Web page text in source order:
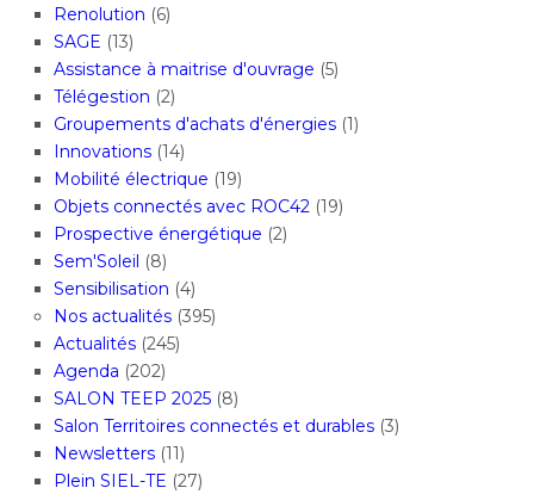
Renolution (6)
SAGE (13)
Assistance à maitrise d'ouvrage (5)
Télégestion (2)
Groupements d'achats d'énergies(1)
Innovations(14)
Mobilité électrique (19)
Objets connectés avec ROC42(19)
Prospective énergétique (2)
Sem'Soleil (8)
Sensibilisation (4)
Nos actualités(395)
Actualités(245)
Agenda (202)
SALON TEEP 2025(8)
Salon Territoires connectés et durables(3)
Newsletters(11)
Plein SIEL-TE (27)